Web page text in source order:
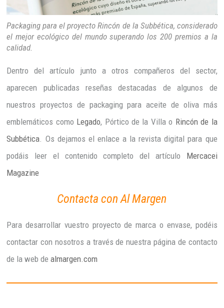
Packaging para el proyecto Rincón de la Subbética, considerado
el mejor ecológico del mundo superando los 200 premios a la
calidad.
Dentro del artículo junto a otros compañeros del sector,
aparecen publicadas reseñas destacadas de algunos de
nuestros proyectos de packaging para aceite de oliva más
emblemáticos como Legado, Pórtico de la Villa o Rincón de la
Subbética . Os dejamos el enlace a la revista digital para que
podáis leer el contenido completo del artículo Mercacei
Magazine
Contacta con Al Margen
Para desarrollar vuestro proyecto de marca o envase, podéis
contactar con nosotros a través de nuestra página de contacto
de la web dealmargen.com